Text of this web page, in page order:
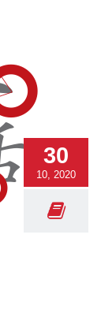
30
10, 2020